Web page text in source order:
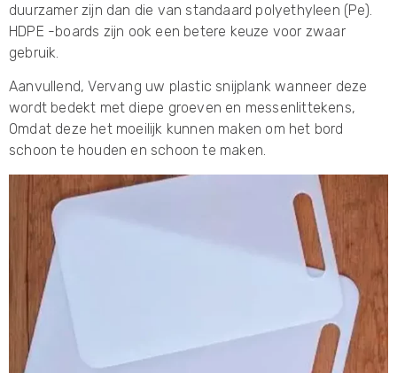
duurzamer zijn dan die van standaard polyethyleen (Pe).
HDPE -boards zijn ook een betere keuze voor zwaar
gebruik.
Aanvullend, Vervang uw plastic snijplank wanneer deze
wordt bedekt met diepe groeven en messenlittekens,
Omdat deze het moeilijk kunnen maken om het bord
schoon te houden en schoon te maken.